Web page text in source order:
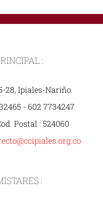
:
28, Ipiales-Nariño
- 602 7734247
Postal : 524060
: